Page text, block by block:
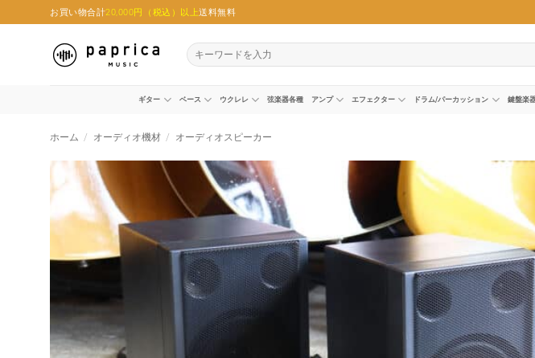
to
お買い物合計20,000円（税込）以上送料無料
検
索
ギター ベース ウクレレ 弦楽器各種 アンプ エフェクター ドラム/パーカッション 鍵盤楽
ホーム / オーディオ機材 / オーディオスピーカー